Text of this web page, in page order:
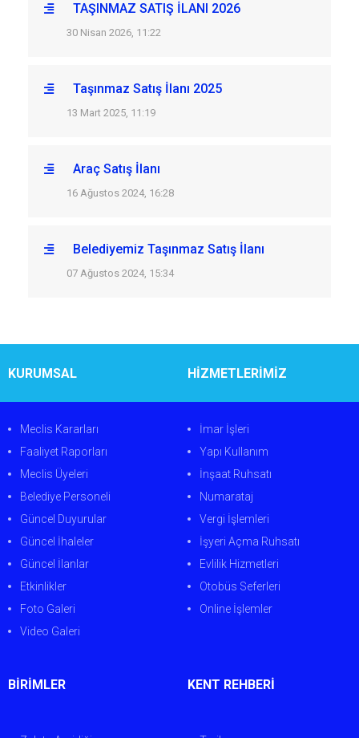
TAŞINMAZ SATIŞ İLANI 2026
30 Nisan 2026, 11:22
Taşınmaz Satış İlanı 2025
13 Mart 2025, 11:19
Araç Satış İlanı
16 Ağustos 2024, 16:28
Belediyemiz Taşınmaz Satış İlanı
07 Ağustos 2024, 15:34
KURUMSAL
Meclis Kararları
Faaliyet Raporları
Meclis Üyeleri
Belediye Personeli
Güncel Duyurular
Güncel İhaleler
Güncel İlanlar
Etkinlikler
Foto Galeri
Video Galeri
HİZMETLERİMİZ
İmar İşleri
Yapı Kullanım
İnşaat Ruhsatı
Numarataj
Vergi İşlemleri
İşyeri Açma Ruhsatı
Evlilik Hizmetleri
Otobüs Seferleri
Online İşlemler
BİRİMLER KENT REHBERİ